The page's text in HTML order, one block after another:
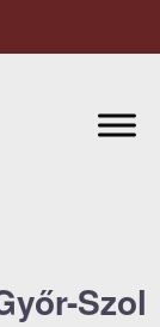
Szol